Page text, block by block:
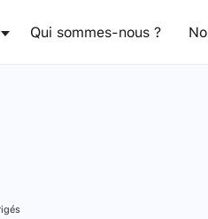
Qui sommes-nous ?